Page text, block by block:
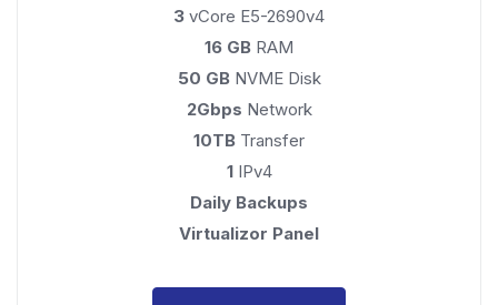
3 vCore E5-2690v4
16 GB RAM
50 GBNVME Disk
2Gbps Network
10TB Transfer
1IPv4
Daily Backups
Virtualizor Panel